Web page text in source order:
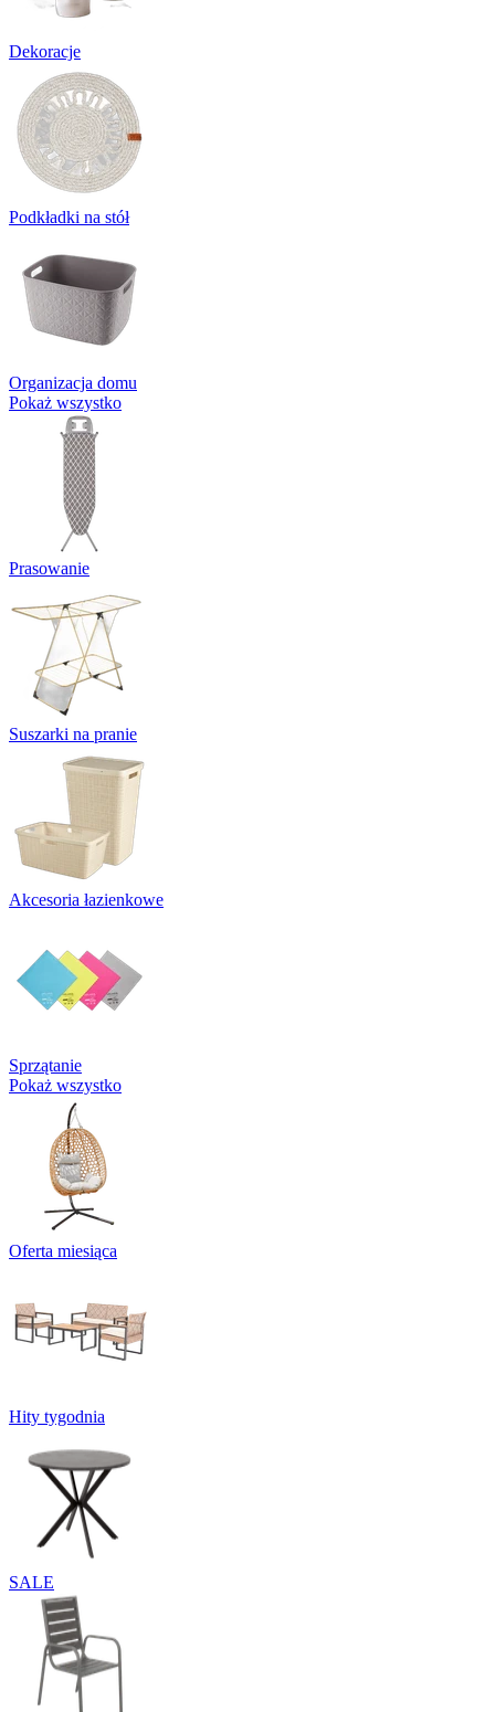
Dekoracje
Podkładki na stół
Organizacja domu
Pokaż wszystko
Prasowanie
Suszarki na pranie
Akcesoria łazienkowe
Sprzątanie
Pokaż wszystko
Oferta miesiąca
Hity tygodnia
SALE